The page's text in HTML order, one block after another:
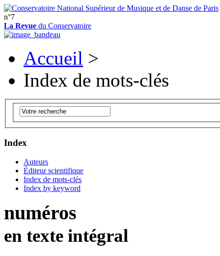
n°7
La Revue du Conservatoire
Accueil >
Index de mots-clés
Index
Auteurs
Éditeur scientifique
Index de mots-clés
Index by keyword
numéros
en texte intégral